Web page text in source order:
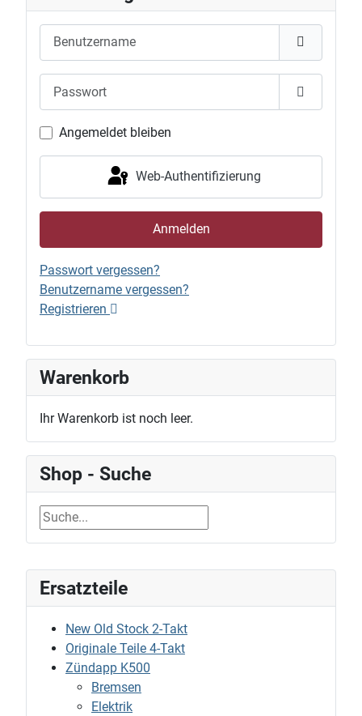
Ersatzteile
New Old Stock 2-Takt
Originale Teile 4-Takt
Zündapp K500
Bremsen
Elektrik
Passwort
Angemeldet bleiben
Web-Authentifizierung
Anmelden
Passwort vergessen?
Benutzername vergessen?
Registrieren
Warenkorb
Ihr Warenkorb ist noch leer.
Shop - Suche